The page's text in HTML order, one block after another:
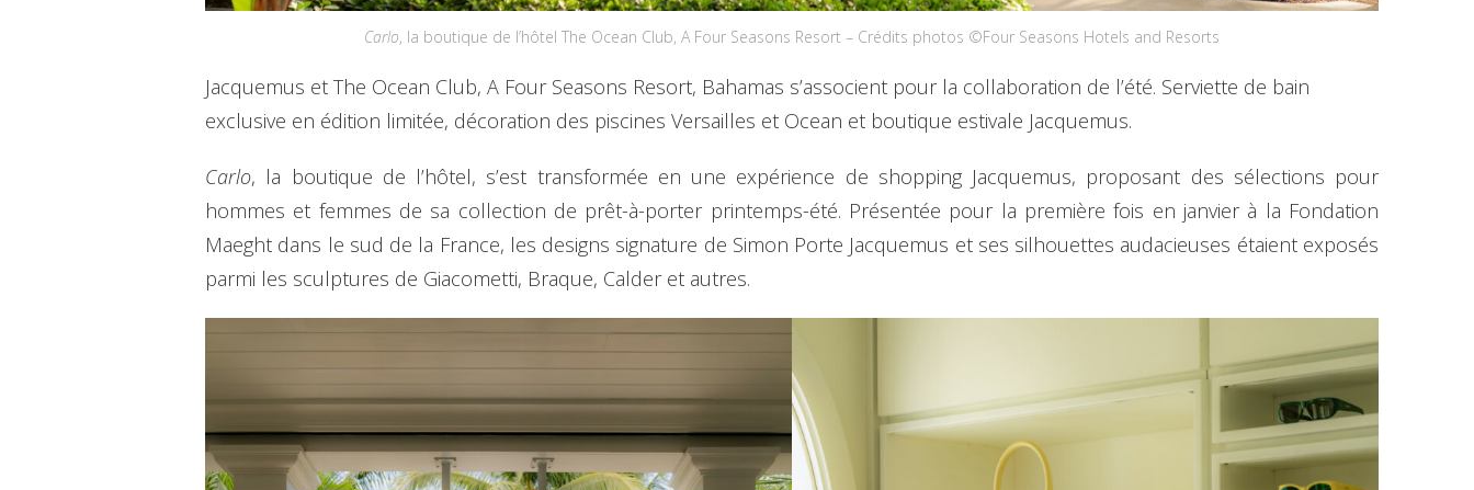
Carlo, la boutique de l’hôtel The Ocean Club, A Four Seasons Resort – Crédits photos ©Four Seasons Hotels and Resorts
Jacquemus et The Ocean Club, A Four Seasons Resort, Bahamas s’associent pour la collaboration de l’été. Serviette de bain
exclusive en édition limitée, décoration des piscines Versailles et Ocean et boutique estivale Jacquemus.
Carlo, la boutique de l’hôtel, s’est transformée en une expérience de shopping Jacquemus, proposant des sélections pour
hommes et femmes de sa collection de prêt-à-porter printemps-été. Présentée pour la première fois en janvier à la Fondation
Maeght dans le sud de la France, les designs signature de Simon Porte Jacquemus et ses silhouettes audacieuses étaient exposés
parmi les sculptures de Giacometti, Braque, Calder et autres.